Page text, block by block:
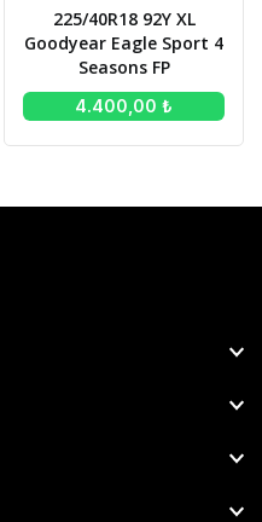
225/40R18 92Y XL
Goodyear Eagle Sport 4
Seasons FP
4.400,00 ₺